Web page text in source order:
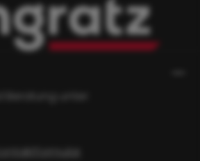
Kontaktformular